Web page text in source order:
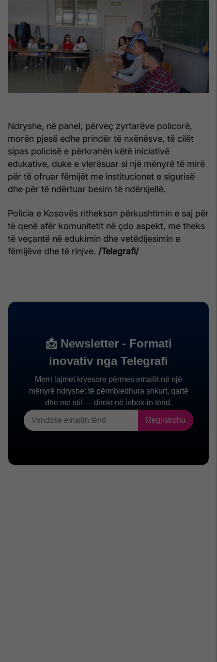
Ndryshe, në panel, përveç zyrtarëve policorë,
morën pjesë edhe prindër të nxënësve, të cilët
sipas policisë e përkrahën këtë iniciativë
edukative, duke e vlerësuar si një mënyrë të mirë
për të ofruar fëmijët me institucionet e sigurisë
dhe për të ndërtuar besim të ndërsjellë.
Policia e Kosovës rithekson përkushtimin e saj për
të qenë afër komunitetit në çdo aspekt, me theks
të veçantë në edukimin dhe vetëdijesimin e
fëmijëve dhe të rinjve. /Telegrafi/